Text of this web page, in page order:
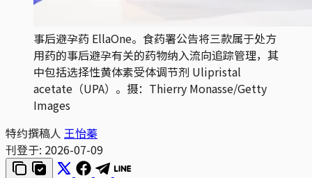
事后避孕药 EllaOne。食药署公告将三款属于处方
用药的事后避孕有关的药物纳入流向追踪管理，其
中包括选择性黄体素受体调节剂 Ulipristal
acetate（UPA）。摄：Thierry Monasse/Getty
Images
特约撰稿人 王怡蓁
刊登于: 2026-07-09